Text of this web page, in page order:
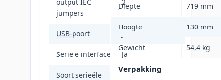
output IEC
jumpers
2
USB-poort Ja
Seriële interface Ja
Soort serieële
Diepte 719 mm
Hoogte 130 mm
Gewicht 54,4 kg
Verpakking